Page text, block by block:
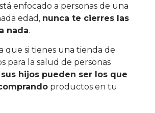
enfocado a personas de una
edad, nunca te cierres las
nada.
que si tienes una tienda de
para la salud de personas
sus hijos pueden ser los que
productos en tu